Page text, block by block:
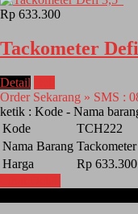
Rp 633.300
Tackometer
Detail
Order Sekarang » SMS :
ketik : Kode - Nama
Kode
TCH222
Nama Barang
Harga
Rp 633.300